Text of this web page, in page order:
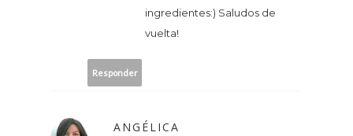
ingredientes:) Saludos de
vuelta!
Responder
ANGÉLICA